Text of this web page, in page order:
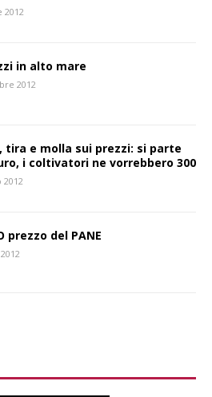
2012
in alto mare
2012
tira e molla sui prezzi: si parte
i coltivatori ne vorrebbero 300
2012
prezzo del PANE